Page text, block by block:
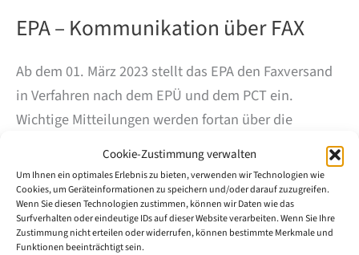
Cookie-Zustimmung verwalten
Um Ihnen ein optimales Erlebnis zu bieten, verwenden wir Technologien wie
Cookies, um Geräteinformationen zu speichern und/oder darauf zuzugreifen.
Wenn Sie diesen Technologien zustimmen, können wir Daten wie das
Surfverhalten oder eindeutige IDs auf dieser Website verarbeiten. Wenn Sie Ihre
Zustimmung nicht erteilen oder widerrufen, können bestimmte Merkmale und
Funktionen beeinträchtigt sein.
EPA – Kommunikation über FAX
Ab dem 01. März 2023 stellt das EPA den Faxversand
in Verfahren nach dem EPÜ und dem PCT ein.
Wichtige Mitteilungen werden fortan über die
Mailbox versendet. Dies hat aber zurzeit noch keine
Auswirkung auf die Einreichung von Anmeldungen
und anderen Schriftstücken per Fax, die unter den
vom Präsidenten des EPA festgelegten Bedingungen
weiterhin möglich ist. Quelle: EPA, Mitt. 01.02.23